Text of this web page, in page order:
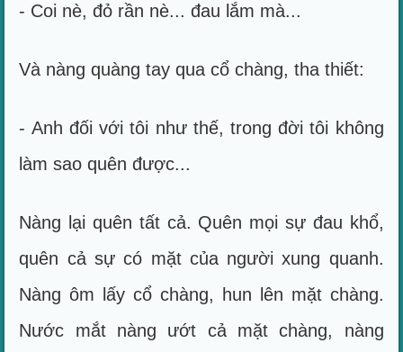
- Coi nè, đỏ rần nè... đau lắm mà...
Và nàng quàng tay qua cổ chàng, tha thiết:
- Anh đối với tôi như thế, trong đời tôi không
làm sao quên được...
Nàng lại quên tất cả. Quên mọi sự đau khổ,
quên cả sự có mặt của người xung quanh.
Nàng ôm lấy cổ chàng, hun lên mặt chàng.
Nước mắt nàng ướt cả mặt chàng, nàng